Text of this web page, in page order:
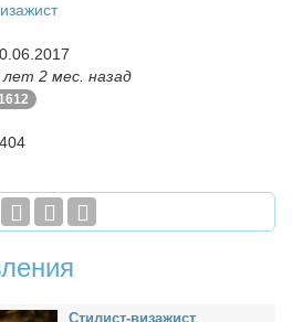
лет 2 мес. назад
Сти­лист-ви­за­жист